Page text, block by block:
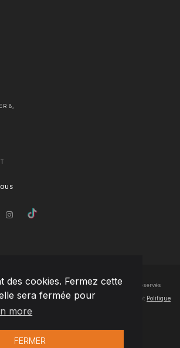
des cookies. Fermez cette
sera fermée pour
more
FERMER
8,
Team Extension SA France- Tous les droits sont réservés
site, vous acceptez nos Conditions d'utilisation et Politique
de confidentialité